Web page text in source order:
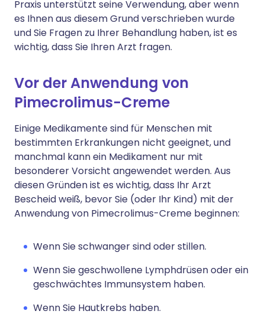
Praxis unterstützt seine Verwendung, aber wenn
es Ihnen aus diesem Grund verschrieben wurde
und Sie Fragen zu Ihrer Behandlung haben, ist es
wichtig, dass Sie Ihren Arzt fragen.
Vor der Anwendung von
Pimecrolimus-Creme
Einige Medikamente sind für Menschen mit
bestimmten Erkrankungen nicht geeignet, und
manchmal kann ein Medikament nur mit
besonderer Vorsicht angewendet werden. Aus
diesen Gründen ist es wichtig, dass Ihr Arzt
Bescheid weiß, bevor Sie (oder Ihr Kind) mit der
Anwendung von Pimecrolimus-Creme beginnen:
Wenn Sie schwanger sind oder stillen.
Wenn Sie geschwollene Lymphdrüsen oder ein
geschwächtes Immunsystem haben.
Wenn Sie Hautkrebs haben.